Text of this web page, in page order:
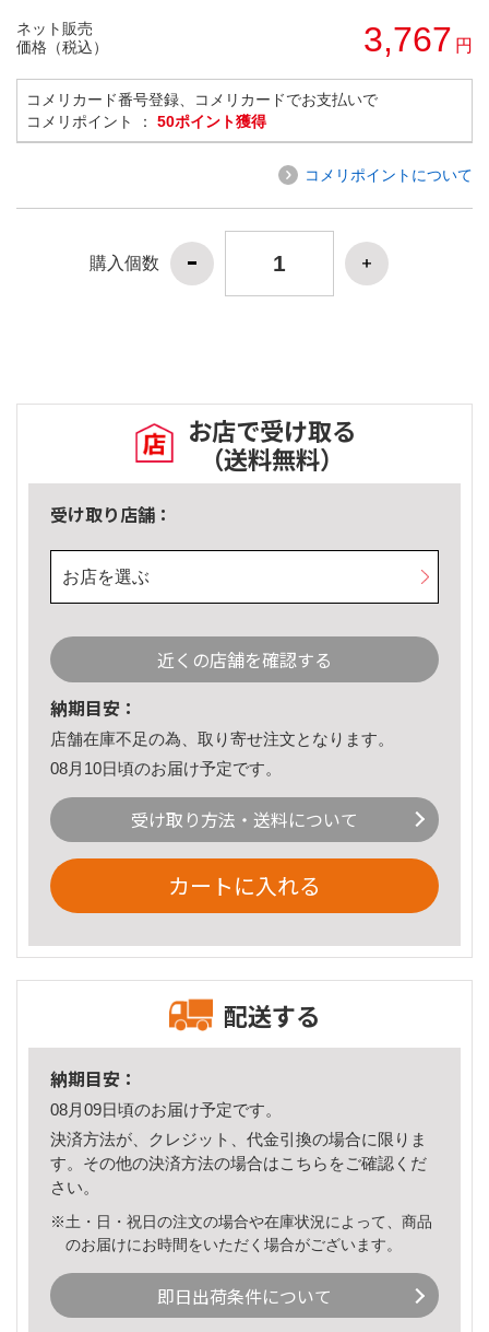
ネット販売
価格（税込）
3,767 円
コメリカード番号登録、コメリカードでお支払いで
コメリポイント ： 50ポイント獲得
コメリポイントについて
購入個数
お店で受け取る
（送料無料）
受け取り店舗：
お店を選ぶ
近くの店舗を確認する
納期目安：
店舗在庫不足の為、取り寄せ注文となります。
08月10日頃のお届け予定です。
受け取り方法・送料について
カートに入れる
配送する
納期目安：
08月09日頃のお届け予定です。
決済方法が、クレジット、代金引換の場合に限りま
す。その他の決済方法の場合はこちら をご確認くだ
さい。
※土・日・祝日の注文の場合や在庫状況によって、商品
のお届けにお時間をいただく場合がございます。
即日出荷条件について